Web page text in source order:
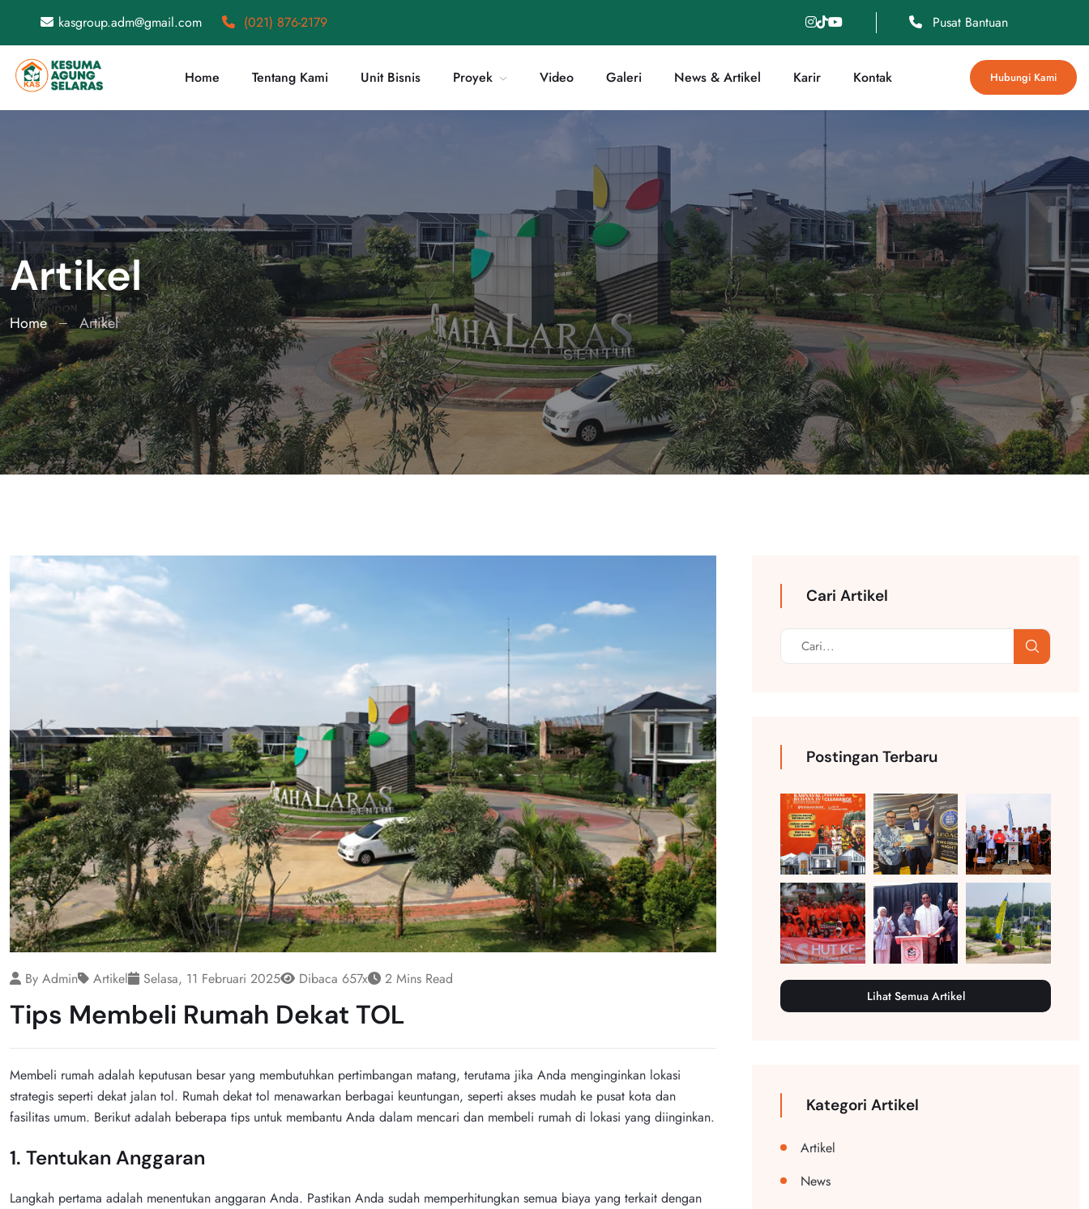
kasgroup.adm@gmail.com (021) 876-2179 Pusat Bantuan
Home Tentang Kami Unit Bisnis Proyek Video Galeri News & Artikel Karir Kontak Hubungi Kami
Artikel
Home Artikel
By Admin Artikel Selasa, 11 Februari 2025 Dibaca 657x 2 Mins Read
Tips Membeli Rumah Dekat TOL
Membeli rumah adalah keputusan besar yang membutuhkan pertimbangan matang, terutama jika Anda menginginkan lokasi
strategis seperti dekat jalan tol. Rumah dekat tol menawarkan berbagai keuntungan, seperti akses mudah ke pusat kota dan
fasilitas umum. Berikut adalah beberapa tips untuk membantu Anda dalam mencari dan membeli rumah di lokasi yang diinginkan.
1. Tentukan Anggaran
Langkah pertama adalah menentukan anggaran Anda. Pastikan Anda sudah memperhitungkan semua biaya yang terkait dengan
Cari Artikel
Postingan Terbaru
Lihat Semua Artikel
Kategori Artikel
Artikel
News